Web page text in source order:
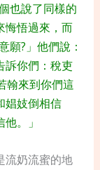
也說了同樣的
悔悟過來，而
願?」他們說：
訴你們：稅吏
翰來到你們這
娼妓倒相信
。」
流奶流蜜的地